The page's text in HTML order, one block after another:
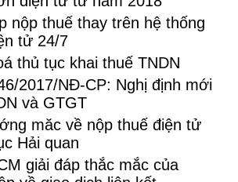
nộp thuế thay trên hệ thống
tử 24/7
thủ tục khai thuế TNDN
2017/NĐ-CP: Nghị định mới
và GTGT
măc về nộp thuế điện tử
Hải quan
giải đáp thắc mắc của